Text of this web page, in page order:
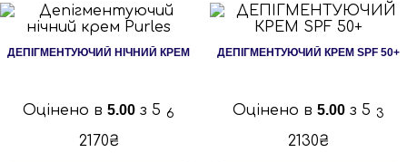
ДЕПІГМЕНТУЮЧИЙ НІЧНИЙ КРЕМ
Оцінено в 5.00 з 5 6
2170₴
ДЕПІГМЕНТУЮЧИЙ КРЕМ SPF 50+
Оцінено в 5.00 з 5 3
2130₴